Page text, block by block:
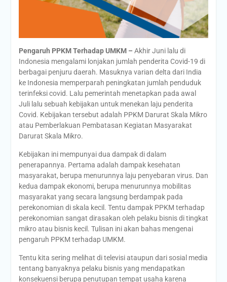
Pengaruh PPKM Terhadap UMKM – Akhir Juni lalu di
Indonesia mengalami lonjakan jumlah penderita Covid-19 di
berbagai penjuru daerah. Masuknya varian delta dari India
ke Indonesia memperparah peningkatan jumlah penduduk
terinfeksi covid. Lalu pemerintah menetapkan pada awal
Juli lalu sebuah kebijakan untuk menekan laju penderita
Covid. Kebijakan tersebut adalah PPKM Darurat Skala Mikro
atau Pemberlakuan Pembatasan Kegiatan Masyarakat
Darurat Skala Mikro.
Kebijakan ini mempunyai dua dampak di dalam
penerapannya. Pertama adalah dampak kesehatan
masyarakat, berupa menurunnya laju penyebaran virus. Dan
kedua dampak ekonomi, berupa menurunnya mobilitas
masyarakat yang secara langsung berdampak pada
perekonomian di skala kecil. Tentu dampak PPKM terhadap
perekonomian sangat dirasakan oleh pelaku bisnis di tingkat
mikro atau bisnis kecil. Tulisan ini akan bahas mengenai
pengaruh PPKM terhadap UMKM.
Tentu kita sering melihat di televisi ataupun dari sosial media
tentang banyaknya pelaku bisnis yang mendapatkan
konsekuensi berupa penutupan tempat usaha karena